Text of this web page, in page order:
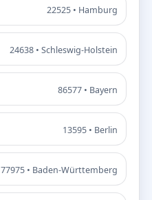
22525 • Hamburg
24638 • Schleswig-Holstein
86577 • Bayern
13595 • Berlin
77975 • Baden-Württemberg